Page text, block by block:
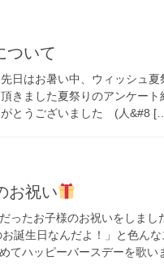
ついて
日はお暑い中、ウィッシュ
きました夏祭りのアンケー
がとうございました (人&#8
お祝い
ったお子様のお祝いをしま
誕生日なんだよ！」と色ん
てハッピーバースデーを歌